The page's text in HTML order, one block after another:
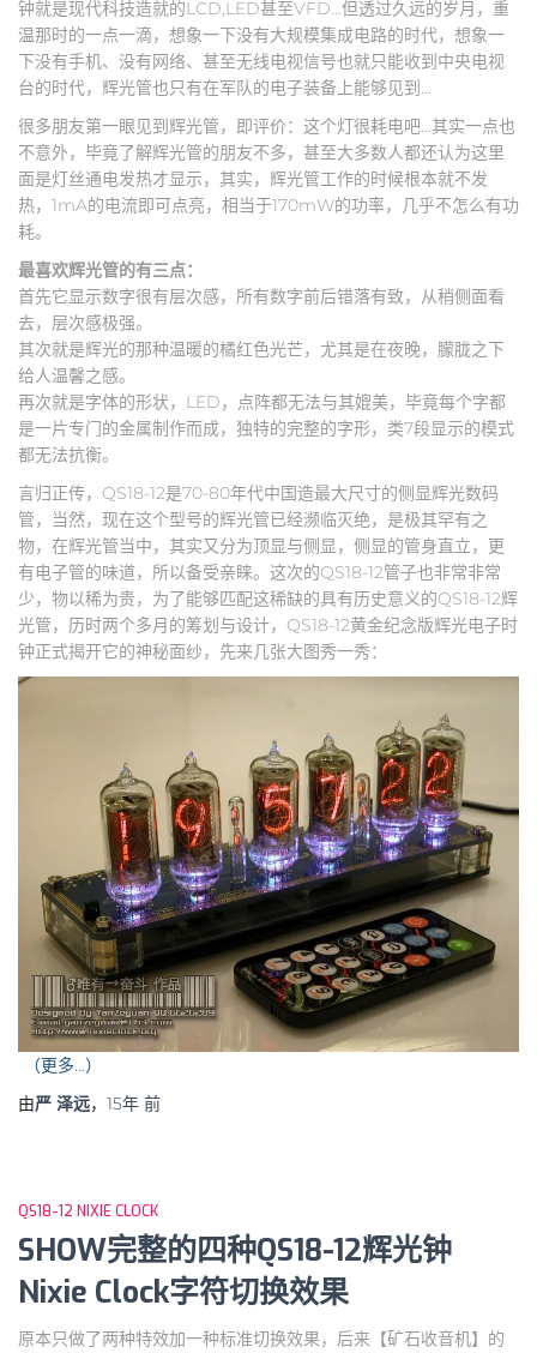
钟就是现代科技造就的LCD,LED甚至VFD…但透过久远的岁月，重
温那时的一点一滴，想象一下没有大规模集成电路的时代，想象一
下没有手机、没有网络、甚至无线电视信号也就只能收到中央电视
台的时代，辉光管也只有在军队的电子装备上能够见到…
很多朋友第一眼见到辉光管，即评价：这个灯很耗电吧…其实一点也
不意外，毕竟了解辉光管的朋友不多，甚至大多数人都还认为这里
面是灯丝通电发热才显示，其实，辉光管工作的时候根本就不发
热，1mA的电流即可点亮，相当于170mW的功率，几乎不怎么有功
耗。
最喜欢辉光管的有三点：
首先它显示数字很有层次感，所有数字前后错落有致，从稍侧面看
去，层次感极强。
其次就是辉光的那种温暖的橘红色光芒，尤其是在夜晚，朦胧之下
给人温馨之感。
再次就是字体的形状，LED，点阵都无法与其媲美，毕竟每个字都
是一片专门的金属制作而成，独特的完整的字形，类7段显示的模式
都无法抗衡。
言归正传，QS18-12是70-80年代中国造最大尺寸的侧显辉光数码
管，当然，现在这个型号的辉光管已经濒临灭绝，是极其罕有之
物，在辉光管当中，其实又分为顶显与侧显，侧显的管身直立，更
有电子管的味道，所以备受亲睐。这次的QS18-12管子也非常非常
少，物以稀为贵，为了能够匹配这稀缺的具有历史意义的QS18-12辉
光管，历时两个多月的筹划与设计，QS18-12黄金纪念版辉光电子时
钟正式揭开它的神秘面纱，先来几张大图秀一秀：
（更多…）
由严 泽远， 15年 前
QS18-12 NIXIE CLOCK
SHOW完整的四种QS18-12辉光钟
Nixie Clock字符切换效果
原本只做了两种特效加一种标准切换效果，后来【矿石收音机】的